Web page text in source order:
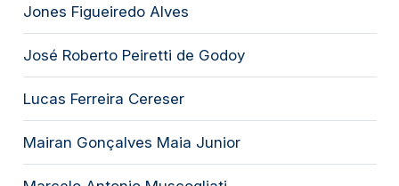
Jones Figueiredo Alves
José Roberto Peiretti de Godoy
Lucas Ferreira Cereser
Mairan Gonçalves Maia Junior